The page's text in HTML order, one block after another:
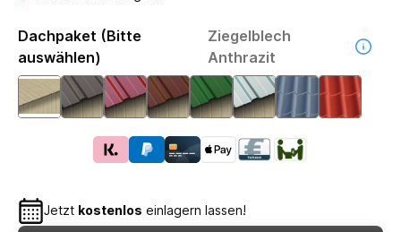
Dachpaket (Bitte
auswählen)
Ziegelblech
Anthrazit
Jetzt kostenlos einlagern lassen!